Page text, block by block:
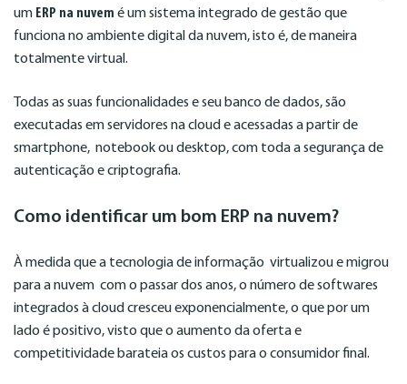
um ERP na nuvem é um sistema integrado de gestão que
funciona no ambiente digital da nuvem, isto é, de maneira
totalmente virtual.
Todas as suas funcionalidades e seu banco de dados, são
executadas em servidores na cloud e acessadas a partir de
smartphone, notebook ou desktop, com toda a segurança de
autenticação e criptografia.
Como identificar um bom ERP na nuvem?
À medida que a tecnologia de informação virtualizou e migrou
para a nuvem com o passar dos anos, o número de softwares
integrados à cloud cresceu exponencialmente, o que por um
lado é positivo, visto que o aumento da oferta e
competitividade barateia os custos para o consumidor final.